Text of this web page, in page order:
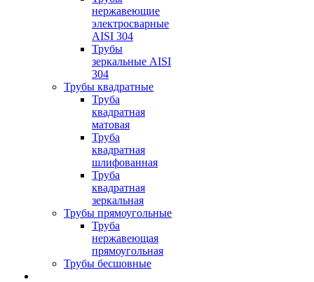
нержавеющие
электросварные
AISI 304
Трубы
зеркальные AISI
304
Трубы квадратные
Труба
квадратная
матовая
Труба
квадратная
шлифованная
Труба
квадратная
зеркальная
Трубы прямоугольные
Труба
нержавеющая
прямоугольная
Трубы бесшовные